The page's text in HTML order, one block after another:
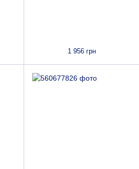
1 956 грн